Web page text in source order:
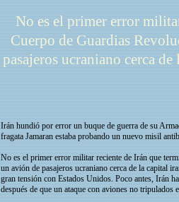
No es el primer error
Cuerpo de Guardias
pasajeros ucraniano cerca
Irán hundió por error un buque de guerra de su
fragata Jamaran estaba probando un nuevo misil
No es el primer error militar reciente de Irán que
un avión de pasajeros ucraniano cerca de la capital
gran tensión con Estados Unidos. Poco antes, Irán
después de que un ataque con aviones no